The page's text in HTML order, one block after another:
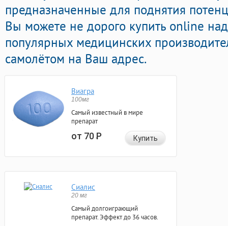
предназначенные для поднятия
Вы можете не дорого купить online
популярных медицинских
самолётом на Ваш адрес.
Виагра
100мг
Самый известный в мире
препарат
от 70Р Купить
Сиалис
20 мг
Самый долгоиграющий
препарат. Эффект до 36 часов.